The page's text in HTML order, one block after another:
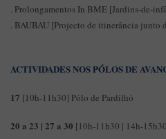
. Prolongamentos In BME [Jardins-de-
. BAUBAU [Projecto de itinerância junto
ACTIVIDADES NOS PÓLOS DE
17 [10h-11h30] Pólo de Pardilhó
20 a 23 | 27 a 30 [10h-11h30 | 14h-